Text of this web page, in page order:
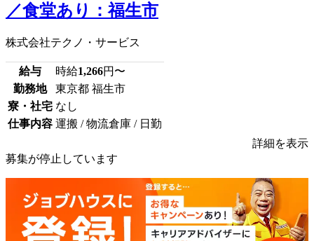
／食堂あり：福生市
株式会社テクノ・サービス
給与 時給1,266円〜
勤務地
東京都 福生市
寮・社宅 なし
仕事内容 運搬 / 物流倉庫 / 日勤
詳細を表示
募集が停止しています